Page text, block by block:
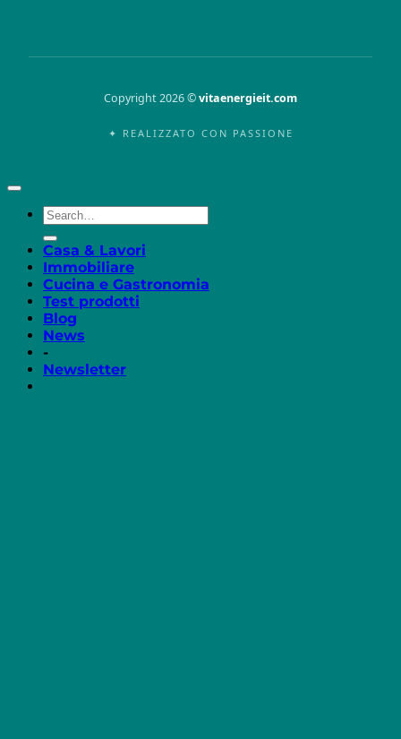
Copyright 2026 ©vitaenergieit.com
✦ REALIZZATO CON PASSIONE
Casa & Lavori
Immobiliare
Cucina e Gastronomia
Test prodotti
Blog
News
-
Newsletter